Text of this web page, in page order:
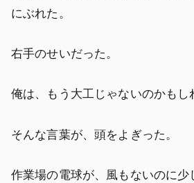
にぶれた。
右手のせいだった。
俺は、もう大工じゃないのかもし
そんな言葉が、頭をよぎった。
作業場の電球が、風もないのに少